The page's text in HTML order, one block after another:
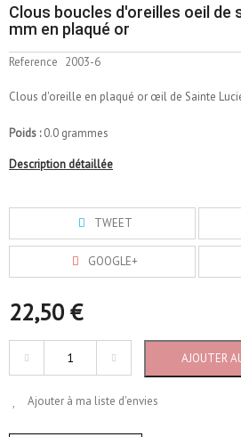
Clous boucles d'oreilles oeil de
mm en plaqué or
Reference 2003-6
Clous d'oreille en plaqué or œil de Sainte
Poids :0.0 grammes
Description détaillée
TWEET
GOOGLE+
22,50 €
AJOUTER
Ajouter à ma liste d'envies